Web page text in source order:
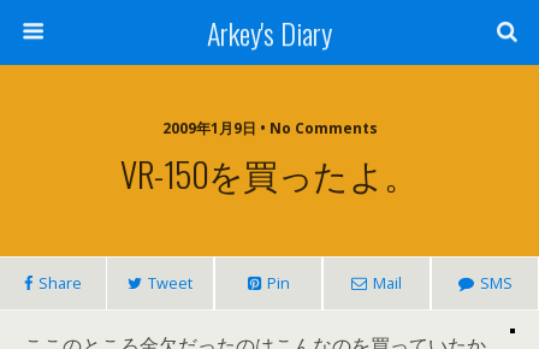
Arkey's Diary
2009年1月9日 • No Comments
VR-150を買ったよ。
Share Tweet Pin Mail SMS